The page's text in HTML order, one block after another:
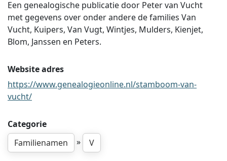
Een genealogische publicatie door Peter van Vucht
met gegevens over onder andere de families Van
Vucht, Kuipers, Van Vugt, Wintjes, Mulders, Kienjet,
Blom, Janssen en Peters.
Website adres
https://www.genealogieonline.nl/stamboom-van-
vucht/
Categorie
Familienamen
» V